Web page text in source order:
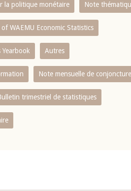
la politique monétaire Note
WAEMU Economic Statistics
Yearbook Autres
Note mensuelle de conjoncture
trimestriel de statistiques